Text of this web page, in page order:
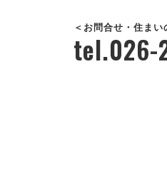
＜お問合せ・住まい
tel.026-